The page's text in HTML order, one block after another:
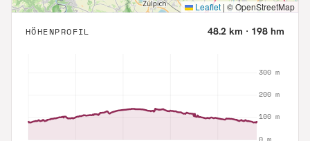
Leaflet | © OpenStreetMap
HÖHENPROFIL 48.2 km · 198 hm